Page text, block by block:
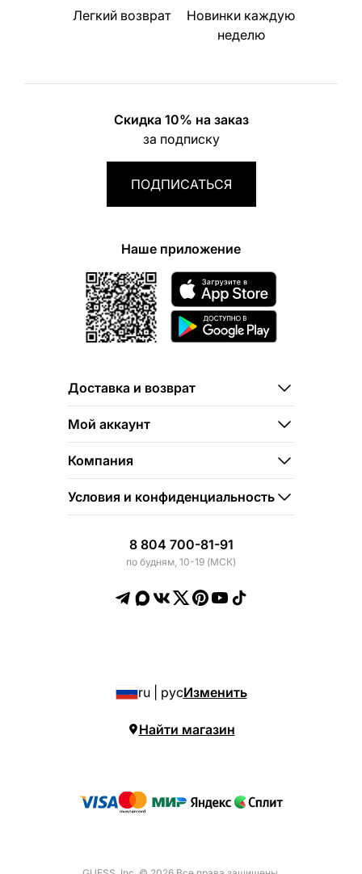
Легкий возврат
Новинки каждую
неделю
Скидка 10% на заказ
за подписку
ПОДПИСАТЬСЯ
Наше приложение
Доставка и возврат
Мой аккаунт
Компания
Условия и конфиденциальность
8 804 700-81-91
по будням, 10-19 (МСК)
ru | русИзменить
Найти магазин